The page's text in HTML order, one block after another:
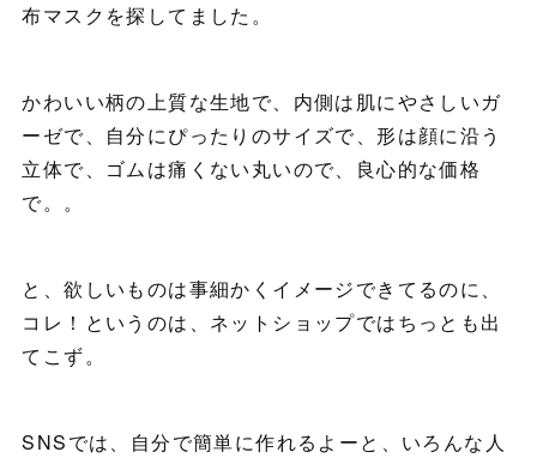
布マスクを探してました。
かわいい柄の上質な生地で、内側は肌にやさしいガ
ーゼで、自分にぴったりのサイズで、形は顔に沿う
立体で、ゴムは痛くない丸いので、良心的な価格
で。。
と、欲しいものは事細かくイメージできてるのに、
コレ！というのは、ネットショップではちっとも出
てこず。
SNSでは、自分で簡単に作れるよーと、いろんな人